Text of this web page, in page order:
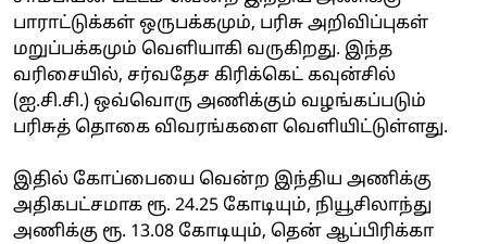
பாராட்டுக்கள் ஒருபக்கமும், பரிசு அறிவிப்புகள்
மறுப்பக்கமும் வெளியாகி வருகிறது. இந்த
வரிசையில், சர்வதேச கிரிக்கெட் கவுன்சில்
(ஐ.சி.சி.) ஒவ்வொரு அணிக்கும் வழங்கப்படும்
பரிசுத் தொகை விவரங்களை வெளியிட்டுள்ளது.
இதில் கோப்பையை வென்ற இந்திய அணிக்கு
அதிகபட்சமாக ரூ. 24.25 கோடியும், நியூசிலாந்து
அணிக்கு ரூ. 13.08 கோடியும், தென் ஆப்பிரிக்கா